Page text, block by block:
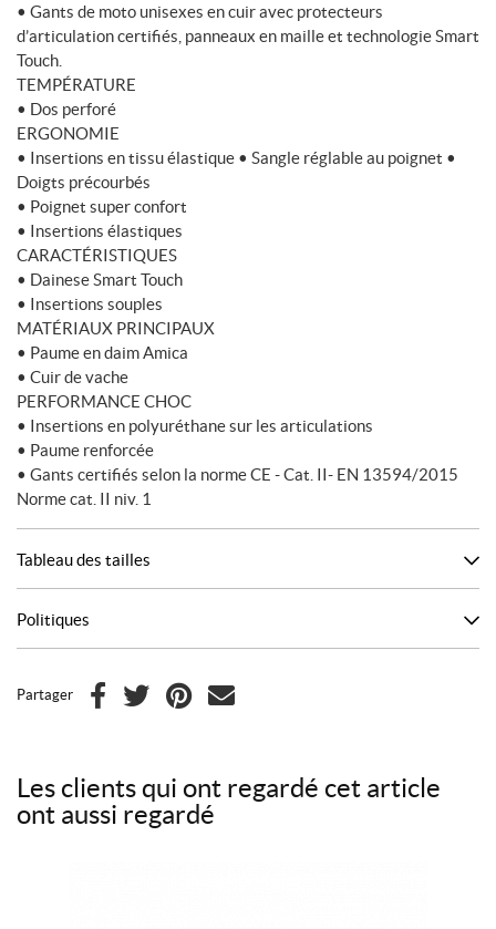
• Gants de moto unisexes en cuir avec protecteurs
d’articulation certifiés, panneaux en maille et technologie Smart
Touch.
TEMPÉRATURE
• Dos perforé
ERGONOMIE
• Insertions en tissu élastique • Sangle réglable au poignet •
Doigts précourbés
• Poignet super confort
• Insertions élastiques
CARACTÉRISTIQUES
• Dainese Smart Touch
• Insertions souples
MATÉRIAUX PRINCIPAUX
• Paume en daim Amica
• Cuir de vache
PERFORMANCE CHOC
• Insertions en polyuréthane sur les articulations
• Paume renforcée
• Gants certifiés selon la norme CE - Cat. II- EN 13594/2015
Norme cat. II niv. 1
Tableau des tailles
Politiques
Partager
F
e
b
T
t
t
P
t
e
C
r
r
Les clients qui ont regardé cet article
ont aussi regardé